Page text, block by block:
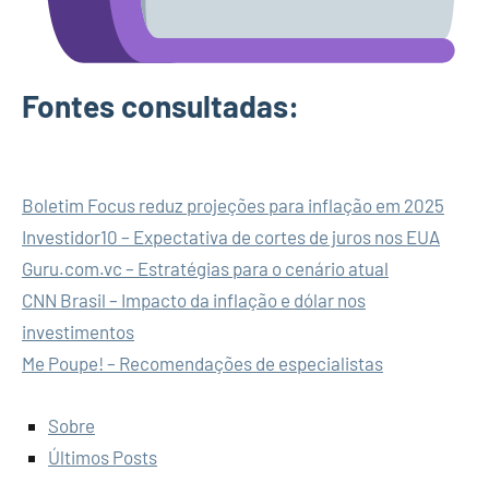
Fontes consultadas:
Boletim Focus reduz projeções para inflação em 2025
Investidor10 – Expectativa de cortes de juros nos EUA
Guru.com.vc – Estratégias para o cenário atual
CNN Brasil – Impacto da inflação e dólar nos
investimentos
Me Poupe! – Recomendações de especialistas
Sobre
Últimos Posts